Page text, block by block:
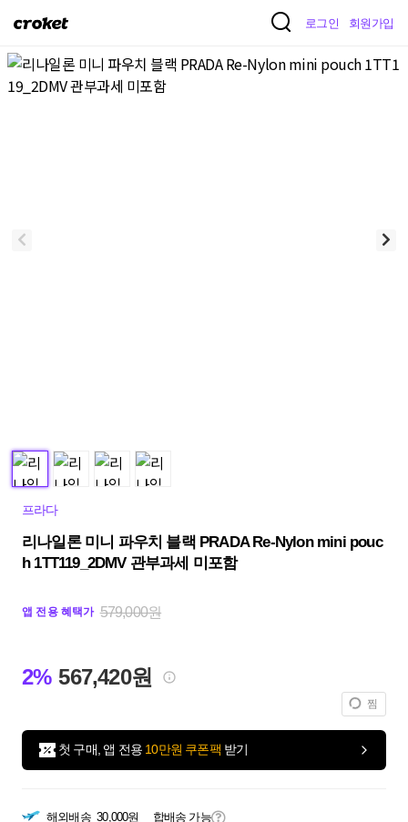
크
켓
로그인 회원가입
프라다
리나일론 미니 파우치 블랙 PRADA Re-Nylon mini pouc
h 1TT119_2DMV 관부과세 미포함
앱 전용 혜택가 579,000원
2% 567,420원
찜
첫 구매, 앱 전용 10만원 쿠폰팩 받기
해외배송 30,000원 합배송 가능